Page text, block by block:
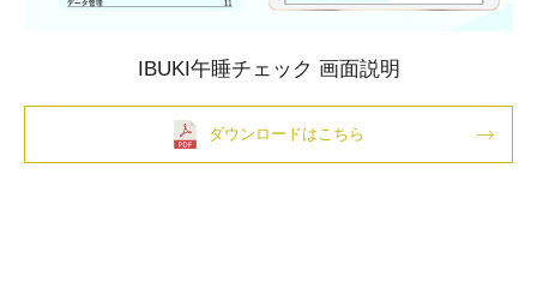
IBUKI午睡チェック 画面説明
ダウンロードはこちら